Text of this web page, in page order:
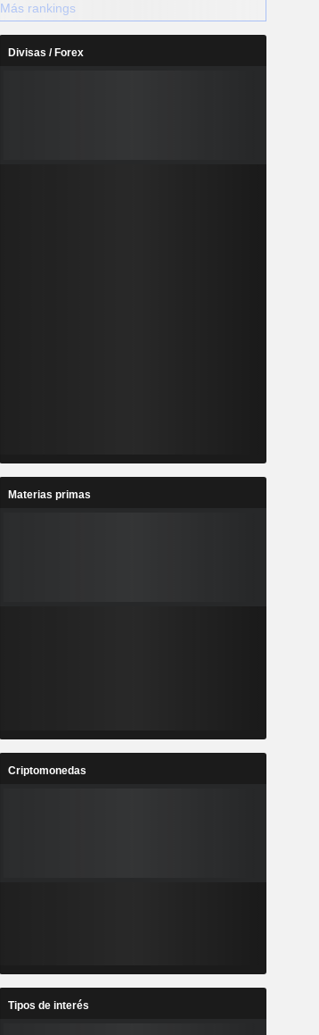
Más rankings
Divisas / Forex
Materias primas
Criptomonedas
Tipos de interés